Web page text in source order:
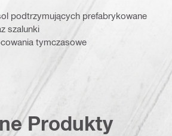
podtrzymujących prefabrykowane
szalunki
tymczasowe
Produkty